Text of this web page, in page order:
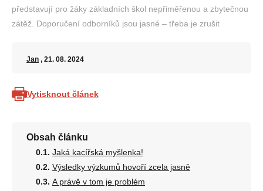
představují pro žáky základních škol nepřiměřenou a zbytečnou
zátěž. Doporučení odborníků jsou jasné – třeba je zrušit
Jan , 21. 08. 2024
Vytisknout článek
Obsah článku
Jaká kacířská myšlenka!
Výsledky výzkumů hovoří zcela jasně
A právě v tom je problém